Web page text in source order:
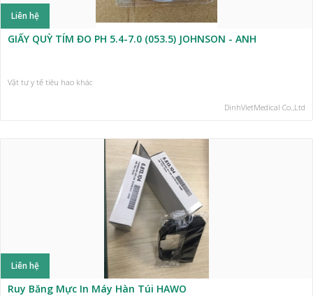
Liên hệ
GIẤY QUỲ TÍM ĐO PH 5.4-7.0 (053.5) JOHNSON - ANH
Vật tư y tế tiêu hao khác
DinhVietMedical Co.,Ltd
Liên hệ
Ruy Băng Mực In Máy Hàn Túi HAWO